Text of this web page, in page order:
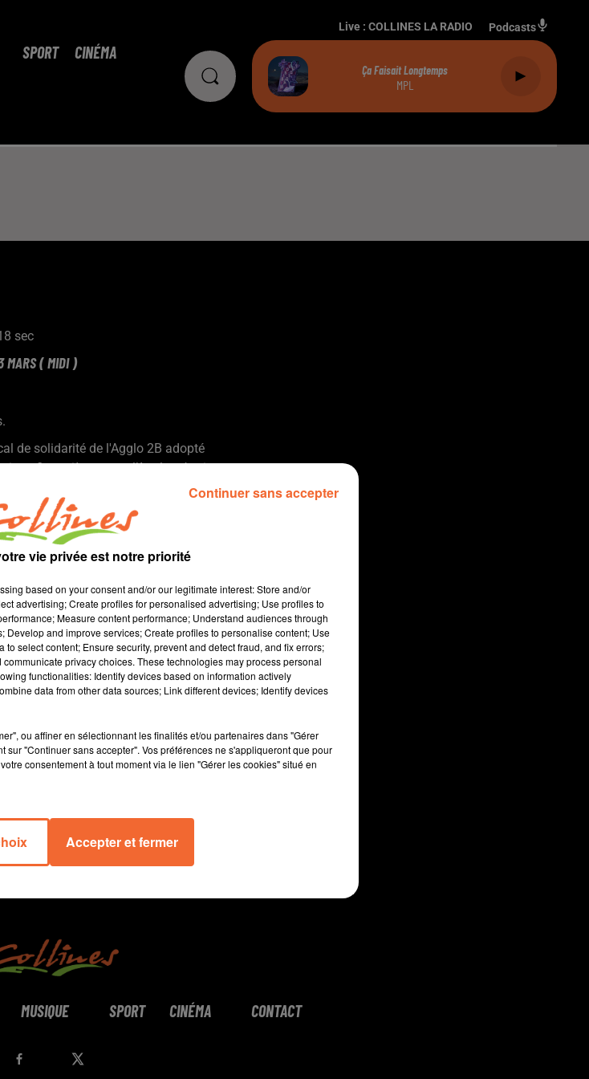
SPORT CINÉMA
Live : COLLINES LA RADIO Podcasts
Ça Faisait Longtemps
MPL
sec
MARS ( MIDI )
de solidarité de l'Agglo 2B adopté
financières entre l’Agglomération
ses communes membres lors de ce
tester une ouverture le mercredi AP à
mardis et samedis matin.
Bocage rajoute une salle dans son
à vélo le week-end prochain à
seront projetés au Fauteuil Rouge.
Morandeau de Terves et Clazay
du Raid Amazones qui débute
MUSIQUE SPORT CINÉMA CONTACT
vie privée est notre priorité
based on your consent and/or our legitimate interest: Store and/or
advertising; Create profiles for personalised advertising; Use profiles to
Measure content performance; Understand audiences through
Develop and improve services; Create profiles to personalise content; Use
select content; Ensure security, prevent and detect fraud, and fix errors;
privacy choices. These technologies may process personal
functionalities: Identify devices based on information actively
data from other data sources; Link different devices; Identify devices
ou affiner en sélectionnant les finalités et/ou partenaires dans "Gérer
sur "Continuer sans accepter". Vos préférences ne s'appliqueront que pour
consentement à tout moment via le lien "Gérer les cookies" situé en
Accepter et fermer
Continuer sans accepter